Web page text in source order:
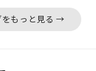
をもっと見る →